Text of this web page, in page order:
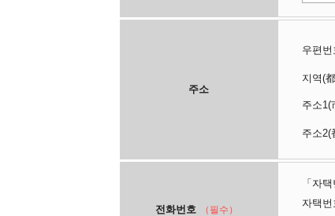
주소
우편번
지역(
주소
주소2(
전화번호 （필수）
「자
자택번